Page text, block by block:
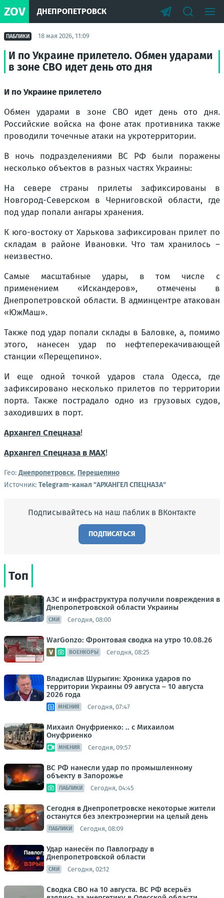
ZOV ДНЕПРОПЕТРОВСК
ПАБЛИКИ 18 мая 2026, 11:09
И по Украине прилетело. Обмен ударами
в зоне СВО идет день ото дня
И по Украине прилетело
Обмен ударами в зоне СВО идет день ото дня.
Российские войска на фоне атак противника также
проводили точечные атаки на укротерритории.
В ночь подразделениями ВС РФ были поражены
несколько объектов в разных частях Украины:
На севере страны прилеты зафиксированы в
Новгород-Северском в Черниговской области, где
под удар попали ангары хранения.
К юго-востоку от Харькова зафиксирован прилет по
складам в районе Ивановки. Что там хранилось –
неизвестно.
Самые масштабные удары, в том числе с
применением «Искандеров», отмечены в
Днепропетровской области. В админцентре атакован
«ЮжМаш».
Также под удар попали склады в Баловке, а, помимо
этого, нанесен удар по нефтеперекачивающей
станции «Перещепино».
И еще одной точкой ударов стала Одесса, где
зафиксировано несколько прилетов по территории
порта. Также пострадало одно из грузовых судов,
заходивших в порт.
Архангел Спецназа!
Архангел Спецназа в MAX!
Гео:Днепропетровск, Перещепино
Источник: Telegram-канал "АРХАНГЕЛ СПЕЦНАЗА"
Подписывайтесь на наш паблик в ВКонтакте
ПОДПИСАТЬСЯ
Топ
АЗС и инфраструктура получили повреждения в
Днепропетровской области Украины
СМИ Сегодня, 08:00
WarGonzo: Фронтовая сводка на утро 10.08.26
ВОЕНКОРЫ Сегодня, 08:25
Владислав Шурыгин: Хроника ударов по
территории Украины 09 августа – 10 августа
2026 года
МНЕНИЯ Сегодня, 07:47
Михаил Онуфриенко: .. с Михаилом
Онуфриенко
МНЕНИЯ Сегодня, 09:57
ВС РФ нанесли удар по промышленному
объекту в Запорожье
ПАБЛИКИ Сегодня, 04:45
Сегодня в Днепропетровске некоторые жители
останутся без электроэнергии на целый день
ПАБЛИКИ Сегодня, 08:09
Удар нанесён по Павлограду в
Днепропетровской области
СМИ Сегодня, 02:12
Сводка СВО на 10 августа. ВС РФ всерьёз